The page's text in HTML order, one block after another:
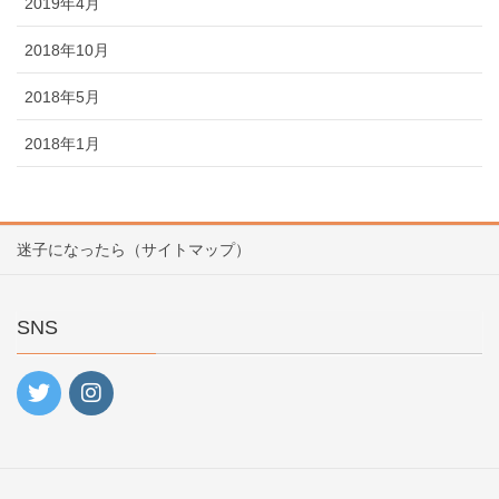
2018年10月
2018年5月
2018年1月
迷子になったら（サイトマップ）
SNS